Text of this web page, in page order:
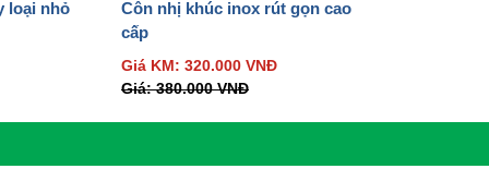
hơn, như thân hình trụ hay 8 cạnh, 6 cạnh. Giá của dòng
sau: gỗ lim, mun sọc, hương, sồi, gỗ giá rẻ...
loại nhỏ
Côn nhị khúc inox rút gọn cao
cấp
Giá KM: 320.000 VNĐ
Giá:380.000VNĐ